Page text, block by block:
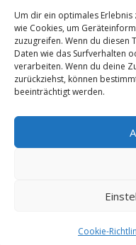
Um dir ein optimales
wie Cookies, um
zuzugreifen. Wenn du diesen
Daten wie das Surfverhalten
verarbeiten. Wenn du deine
zurückziehst, können
beeinträchtigt werden.
Cookie-
1.6
Die Vorzüge
Versicherung in
1.6.1
No tags for this
Copyright 2026 by digi-